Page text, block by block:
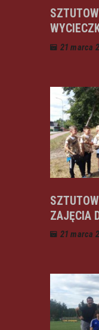
21 marca
ZAJĘCIA
21 marca